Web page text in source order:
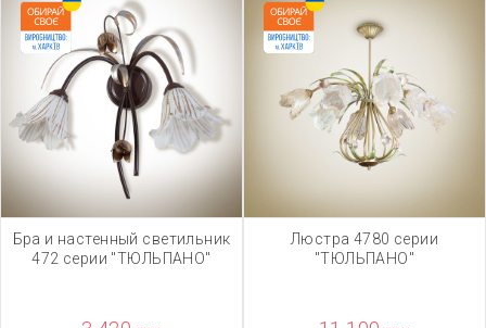
Бра и настенный светильник
472 серии "ТЮЛЬПАНО"
Люстра 4780 серии
"ТЮЛЬПАНО"